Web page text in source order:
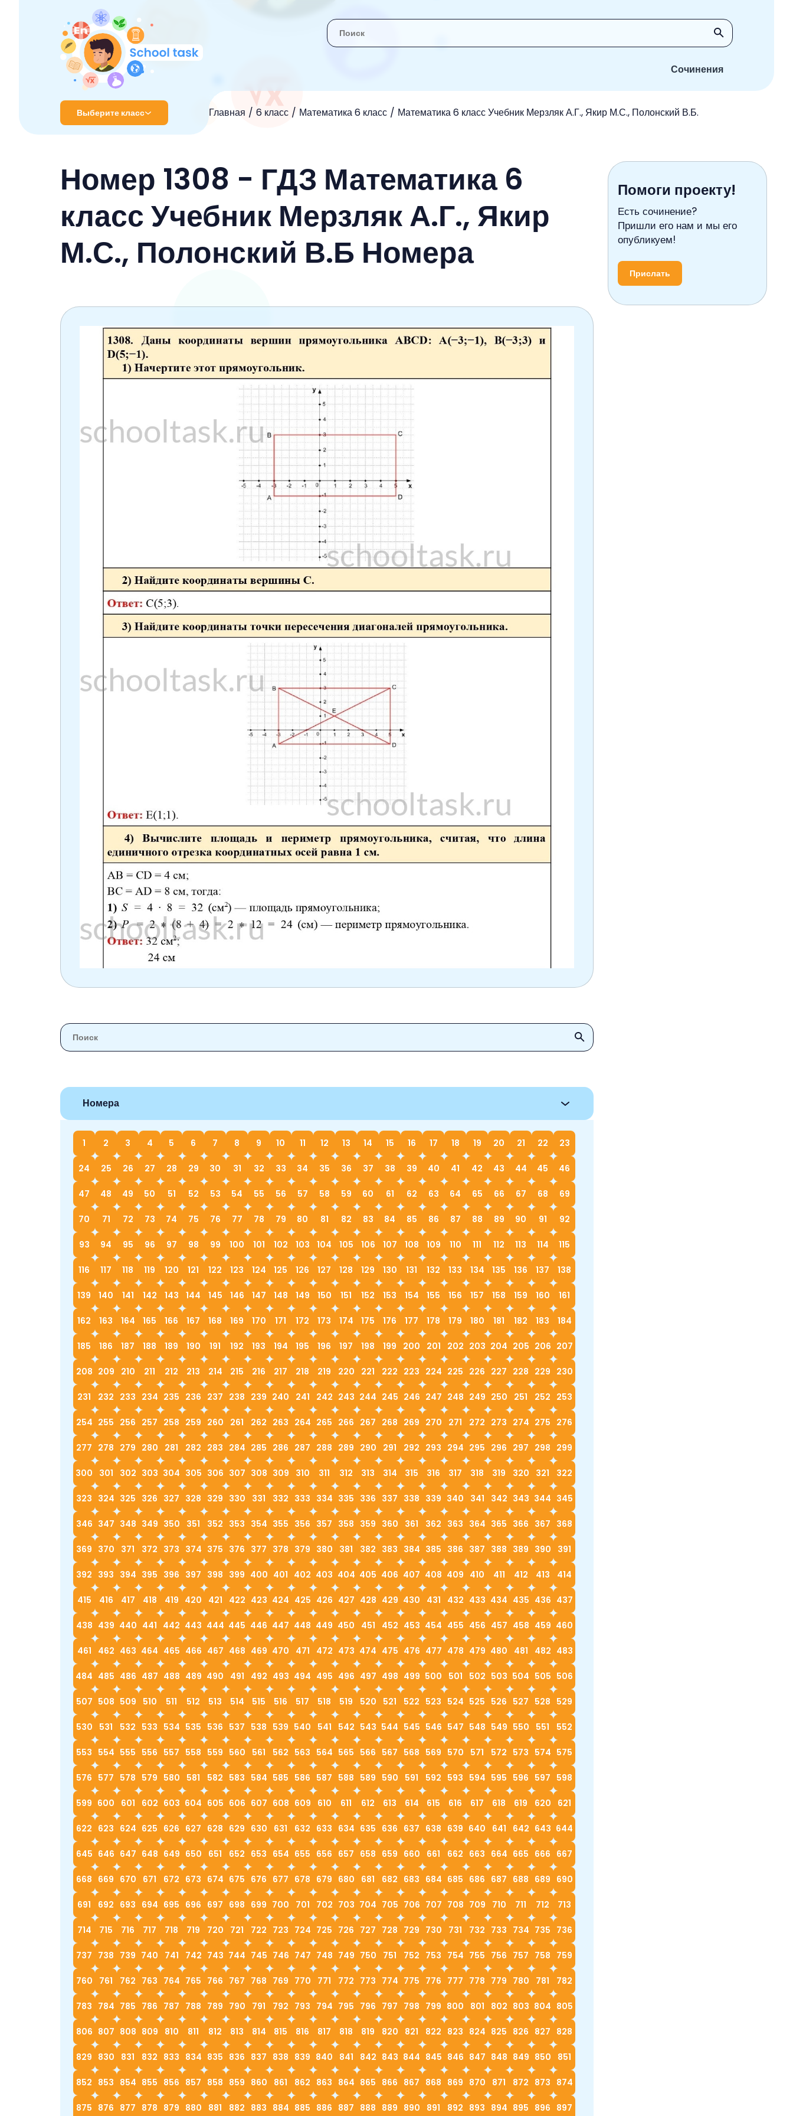
Сочинения
Выберите класс Главная 6 класс Математика 6 класс Математика 6 класс Учебник Мерзляк А.Г., Якир М.С., Полонский В.Б.
2 класс
4 класс
5 класс
Номер 1308 - ГДЗ Математика 6
класс Учебник Мерзляк А.Г., Якир
М.С., Полонский В.Б Номера
Номера
1 2 3 4 5 6 7 8 9 10 11 12 13 14 15 16 17 18 19 20 21 22 23
24 25 26 27 28 29 30 31 32 33 34 35 36 37 38 39 40 41 42 43 44 45 46
47 48 49 50 51 52 53 54 55 56 57 58 59 60 61 62 63 64 65 66 67 68 69
70 71 72 73 74 75 76 77 78 79 80 81 82 83 84 85 86 87 88 89 90 91 92
93 94 95 96 97 98 99 100 101 102 103 104 105 106 107 108 109 110 111 112 113 114 115
116 117 118 119 120 121 122 123 124 125 126 127 128 129 130 131 132 133 134 135 136 137 138
139 140 141 142 143 144 145 146 147 148 149 150 151 152 153 154 155 156 157 158 159 160 161
162 163 164 165 166 167 168 169 170 171 172 173 174 175 176 177 178 179 180 181 182 183 184
185 186 187 188 189 190 191 192 193 194 195 196 197 198 199 200 201 202 203 204 205 206 207
208 209 210 211 212 213 214 215 216 217 218 219 220 221 222 223 224 225 226 227 228 229 230
231 232 233 234 235 236 237 238 239 240 241 242 243 244 245 246 247 248 249 250 251 252 253
254 255 256 257 258 259 260 261 262 263 264 265 266 267 268 269 270 271 272 273 274 275 276
277 278 279 280 281 282 283 284 285 286 287 288 289 290 291 292 293 294 295 296 297 298 299
300 301 302 303 304 305 306 307 308 309 310 311 312 313 314 315 316 317 318 319 320 321 322
323 324 325 326 327 328 329 330 331 332 333 334 335 336 337 338 339 340 341 342 343 344 345
346 347 348 349 350 351 352 353 354 355 356 357 358 359 360 361 362 363 364 365 366 367 368
369 370 371 372 373 374 375 376 377 378 379 380 381 382 383 384 385 386 387 388 389 390 391
392 393 394 395 396 397 398 399 400 401 402 403 404 405 406 407 408 409 410 411 412 413 414
415 416 417 418 419 420 421 422 423 424 425 426 427 428 429 430 431 432 433 434 435 436 437
438 439 440 441 442 443 444 445 446 447 448 449 450 451 452 453 454 455 456 457 458 459 460
461 462 463 464 465 466 467 468 469 470 471 472 473 474 475 476 477 478 479 480 481 482 483
484 485 486 487 488 489 490 491 492 493 494 495 496 497 498 499 500 501 502 503 504 505 506
507 508 509 510 511 512 513 514 515 516 517 518 519 520 521 522 523 524 525 526 527 528 529
530 531 532 533 534 535 536 537 538 539 540 541 542 543 544 545 546 547 548 549 550 551 552
553 554 555 556 557 558 559 560 561 562 563 564 565 566 567 568 569 570 571 572 573 574 575
576 577 578 579 580 581 582 583 584 585 586 587 588 589 590 591 592 593 594 595 596 597 598
599 600 601 602 603 604 605 606 607 608 609 610 611 612 613 614 615 616 617 618 619 620 621
622 623 624 625 626 627 628 629 630 631 632 633 634 635 636 637 638 639 640 641 642 643 644
645 646 647 648 649 650 651 652 653 654 655 656 657 658 659 660 661 662 663 664 665 666 667
668 669 670 671 672 673 674 675 676 677 678 679 680 681 682 683 684 685 686 687 688 689 690
691 692 693 694 695 696 697 698 699 700 701 702 703 704 705 706 707 708 709 710 711 712 713
714 715 716 717 718 719 720 721 722 723 724 725 726 727 728 729 730 731 732 733 734 735 736
737 738 739 740 741 742 743 744 745 746 747 748 749 750 751 752 753 754 755 756 757 758 759
760 761 762 763 764 765 766 767 768 769 770 771 772 773 774 775 776 777 778 779 780 781 782
783 784 785 786 787 788 789 790 791 792 793 794 795 796 797 798 799 800 801 802 803 804 805
806 807 808 809 810 811 812 813 814 815 816 817 818 819 820 821 822 823 824 825 826 827 828
829 830 831 832 833 834 835 836 837 838 839 840 841 842 843 844 845 846 847 848 849 850 851
852 853 854 855 856 857 858 859 860 861 862 863 864 865 866 867 868 869 870 871 872 873 874
875 876 877 878 879 880 881 882 883 884 885 886 887 888 889 890 891 892 893 894 895 896 897
Помоги проекту!
Есть сочинение?
Пришли его нам и мы его
опубликуем!
Прислать